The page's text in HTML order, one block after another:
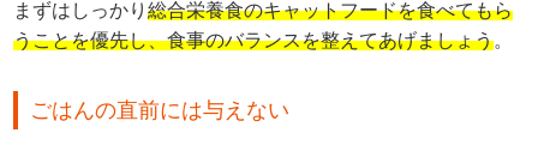
まずはしっかり総合栄養食のキャットフードを食べてもら
うことを優先し、食事のバランスを整えてあげましょう。
ごはんの直前には与えない